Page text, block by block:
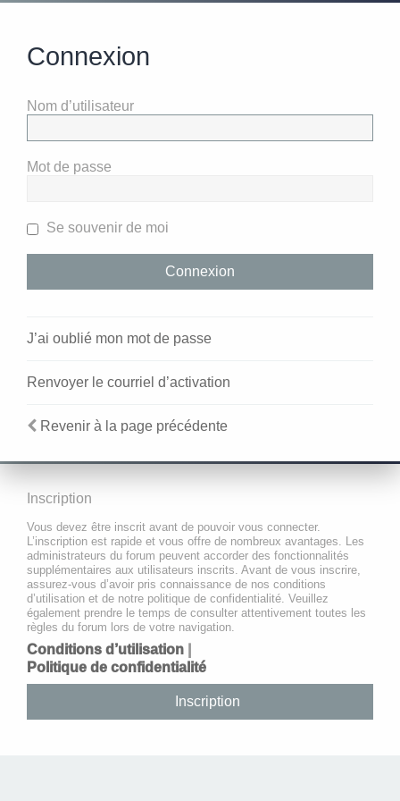
Connexion
Nom d’utilisateur
Mot de passe
Se souvenir de moi
J’ai oublié mon mot de passe
Renvoyer le courriel d’activation
Revenir à la page précédente
Inscription
Vous devez être inscrit avant de pouvoir vous connecter.
L’inscription est rapide et vous offre de nombreux avantages. Les
administrateurs du forum peuvent accorder des fonctionnalités
supplémentaires aux utilisateurs inscrits. Avant de vous inscrire,
assurez-vous d’avoir pris connaissance de nos conditions
d’utilisation et de notre politique de confidentialité. Veuillez
également prendre le temps de consulter attentivement toutes les
règles du forum lors de votre navigation.
Conditions d’utilisation
Politique de confidentialité
Inscription